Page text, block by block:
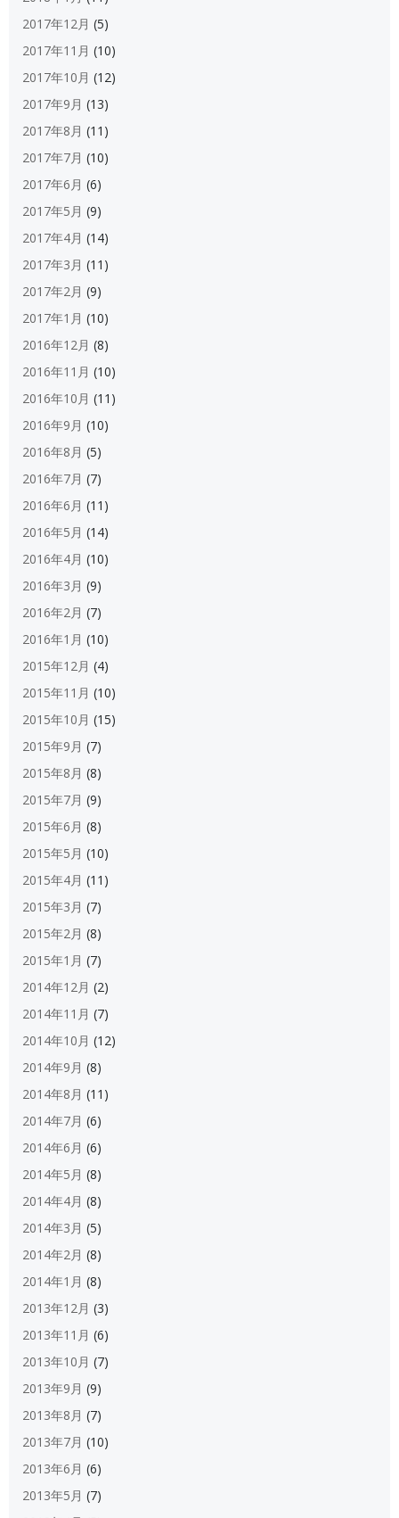
2017年12月 (5)
2017年11月 (10)
2017年10月 (12)
2017年9月 (13)
2017年8月 (11)
2017年7月 (10)
2017年6月 (6)
2017年5月 (9)
2017年4月 (14)
2017年3月 (11)
2017年2月 (9)
2017年1月 (10)
2016年12月 (8)
2016年11月 (10)
2016年10月 (11)
2016年9月 (10)
2016年8月 (5)
2016年7月 (7)
2016年6月 (11)
2016年5月 (14)
2016年4月 (10)
2016年3月 (9)
2016年2月 (7)
2016年1月 (10)
2015年12月 (4)
2015年11月 (10)
2015年10月 (15)
2015年9月 (7)
2015年8月 (8)
2015年7月 (9)
2015年6月 (8)
2015年5月 (10)
2015年4月 (11)
2015年3月 (7)
2015年2月 (8)
2015年1月 (7)
2014年12月 (2)
2014年11月 (7)
2014年10月 (12)
2014年9月 (8)
2014年8月 (11)
2014年7月 (6)
2014年6月 (6)
2014年5月 (8)
2014年4月 (8)
2014年3月 (5)
2014年2月 (8)
2014年1月 (8)
2013年12月 (3)
2013年11月 (6)
2013年10月 (7)
2013年9月 (9)
2013年8月 (7)
2013年7月 (10)
2013年6月 (6)
2013年5月 (7)